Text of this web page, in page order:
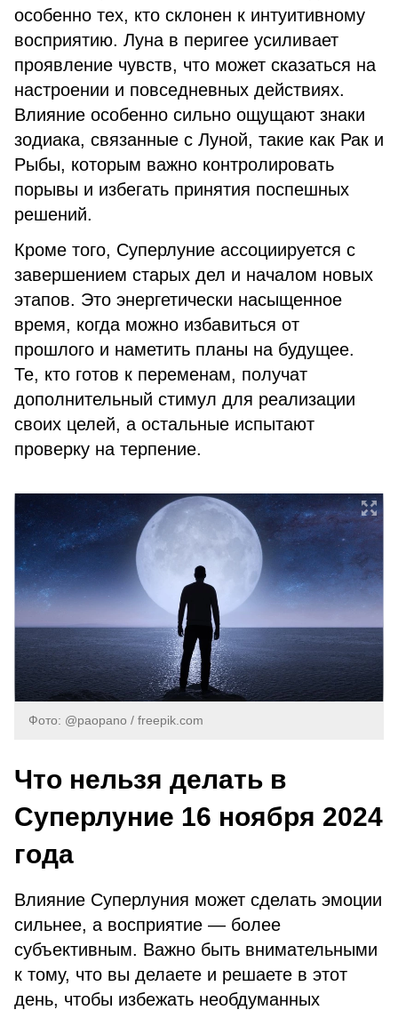
особенно тех, кто склонен к интуитивному
восприятию. Луна в перигее усиливает
проявление чувств, что может сказаться на
настроении и повседневных действиях.
Влияние особенно сильно ощущают знаки
зодиака, связанные с Луной, такие как Рак и
Рыбы, которым важно контролировать
порывы и избегать принятия поспешных
решений.
Кроме того, Суперлуние ассоциируется с
завершением старых дел и началом новых
этапов. Это энергетически насыщенное
время, когда можно избавиться от
прошлого и наметить планы на будущее.
Те, кто готов к переменам, получат
дополнительный стимул для реализации
своих целей, а остальные испытают
проверку на терпение.
Фото: @paopano / freepik.com
Что нельзя делать в
Суперлуние 16 ноября 2024
года
Влияние Суперлуния может сделать эмоции
сильнее, а восприятие — более
субъективным. Важно быть внимательными
к тому, что вы делаете и решаете в этот
день, чтобы избежать необдуманных